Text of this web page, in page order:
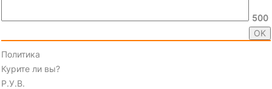
500
Политика
Курите ли вы?
Р.У.В.